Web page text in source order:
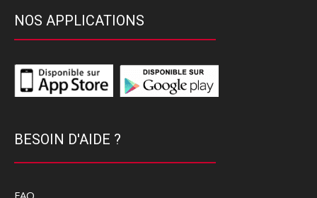
NOS APPLICATIONS
BESOIN D'AIDE ?